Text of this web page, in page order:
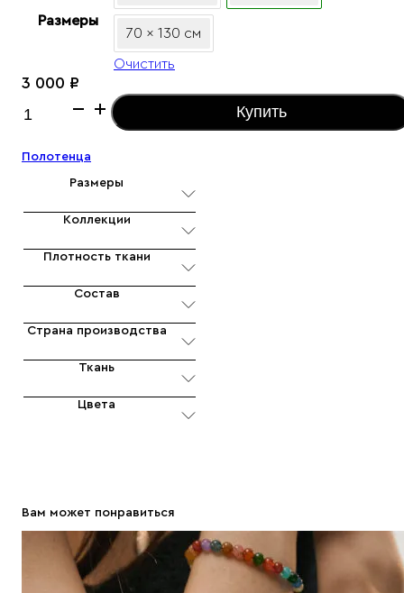
Размеры
70 x 130 см
Очистить
3 000 ₽
Количество
товара
полотенце
Купить
Полотенца
Размеры
Коллекции
Плотность ткани
Состав
Страна производства
Ткань
Цвета
Вам может понравиться